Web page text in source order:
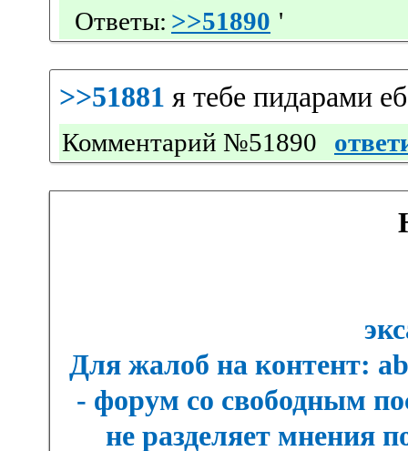
Ответы: >>51890 '
>>51881 я тебе пидарами
Комментарий №51890
Для жалоб на контент:
- форум со свободным
не разделяет мнения